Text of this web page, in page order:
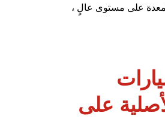
المعدة على مستوى عالٍ ،
على